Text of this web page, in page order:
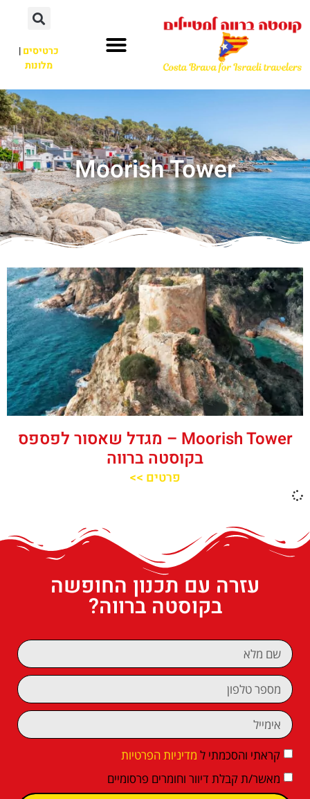
כרטיסים|
מלונות
Moorish Tower
‪‪Moorish Tower‬‬ – מגדל שאסור לפספס
בקוסטה ברווה
פרטים >>
עזרה עם תכנון החופשה
בקוסטה ברווה?
קראתי והסכמתי ל מדיניות הפרטיות
מאשר/ת קבלת דיוור וחומרים פרסומיים